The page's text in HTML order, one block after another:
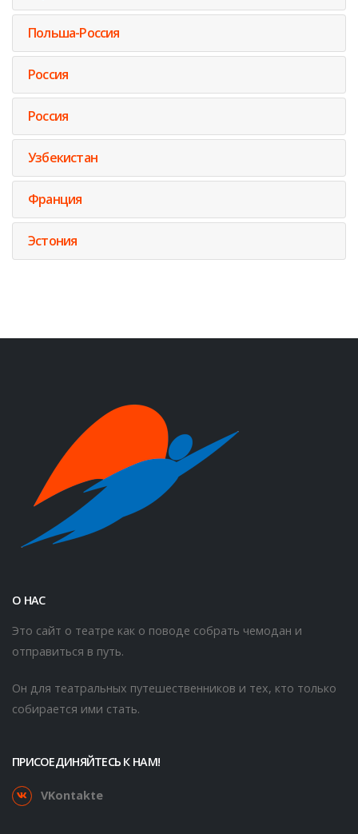
Польша-Россия
Россия
Россия
Узбекистан
Франция
Эстония
О НАС
Это сайт о театре как о поводе собрать чемодан и
отправиться в путь.
Он для театральных путешественников и тех, кто только
собирается ими стать.
ПРИСОЕДИНЯЙТЕСЬ К НАМ!
VKontakte